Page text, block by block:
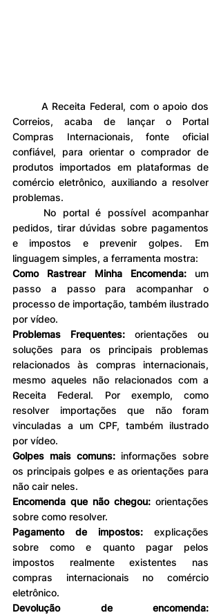
Correios, acaba de lançar o Portal
Compras Internacionais, fonte oficial
confiável, para orientar o comprador de
produtos importados em plataformas de
comércio eletrônico, auxiliando a resolver
problemas.
pedidos, tirar dúvidas sobre pagamentos
e impostos e prevenir golpes.  Em
linguagem simples, a ferramenta mostra:
Como Rastrear Minha Encomenda: um
passo a passo para acompanhar o
processo de importação, também ilustrado
por vídeo.
Problemas Frequentes: orientações ou
soluções para os principais problemas
relacionados às compras internacionais,
mesmo aqueles não relacionados com a
Receita Federal. Por exemplo, como
resolver importações que não foram
vinculadas a um CPF, também ilustrado
por vídeo.
Golpes mais comuns: informações sobre
os principais golpes e as orientações para
não cair neles.
Encomenda que não chegou: orientações
sobre como resolver.
Pagamento de impostos: explicações
sobre como e quanto pagar pelos
impostos realmente existentes nas
compras internacionais no comércio
eletrônico.
Devolução de encomenda: